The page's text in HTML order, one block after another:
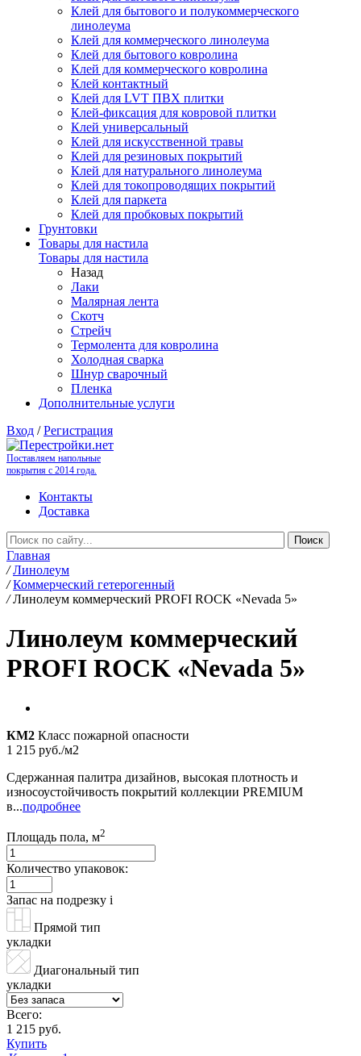
Клей для бытового и полукоммерческого
линолеума
Клей для коммерческого линолеума
Клей для бытового ковролина
Клей для коммерческого ковролина
Клей контактный
Клей для LVT ПВХ плитки
Клей-фиксация для ковровой плитки
Клей универсальный
Клей для искусственной травы
Клей для резиновых покрытий
Клей для натурального линолеума
Клей для токопроводящих покрытий
Клей для паркета
Клей для пробковых покрытий
Грунтовки
Товары для настила
Товары для настила
Назад
Лаки
Малярная лента
Скотч
Стрейч
Термолента для ковролина
Холодная сварка
Шнур сварочный
Пленка
Дополнительные услуги
Вход /Регистрация
Поставляем напольные
покрытия с 2014 года.
Контакты
Доставка
Главная
/ Линолеум
/ Коммерческий гетерогенный
/ Линолеум коммерческий PROFI ROCK «Nevada 5»
Линолеум коммерческий
PROFI ROCK «Nevada 5»
КМ2 Класс пожарной опасности
1 215 руб./м2
Cдержанная палитра дизайнов, высокая плотность и
износоустойчивость покрытий коллекции PREMIUM
в...подробнее
Площадь пола, м2
Количество упаковок:
Запас на подрезку i
Прямой тип
укладки
Диагональный тип
укладки
Всего:
1 215 руб.
Купить